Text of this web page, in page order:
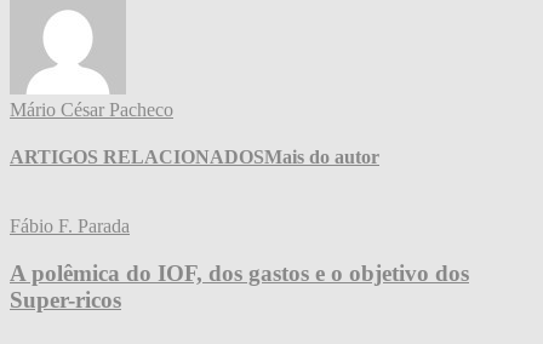
Mário César Pacheco
ARTIGOS RELACIONADOSMais do autor
Fábio F. Parada
A polêmica do IOF, dos gastos e o objetivo dos
Super-ricos